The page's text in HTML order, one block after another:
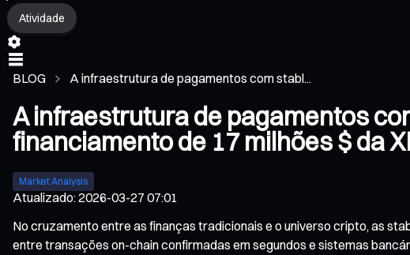
Atividade
BLOG A infraestrutura de pagamentos com stabl...
A infraestrutura de pagamentos
financiamento de 17 milhões $ da
Market Analysis
Atualizado:2026-03-27 07:01
No cruzamento entre as finanças tradicionais e o universo cripto, as
entre transações on-chain confirmadas em segundos e sistemas